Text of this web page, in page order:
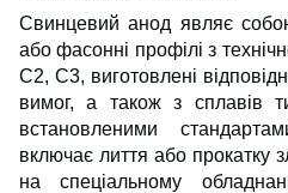
Свинцевий анод являє
або фасонні профілі з
С2, С3, виготовлені
вимог, а також з сплавів
встановленими
включає лиття або прокатку
на спеціальному